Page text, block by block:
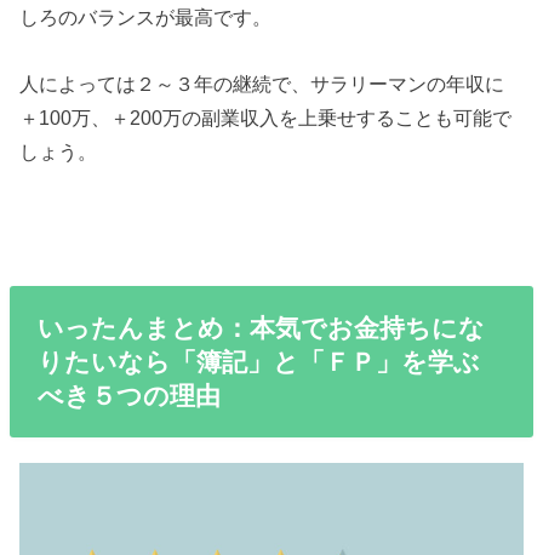
しろのバランスが最高です。
人によっては２～３年の継続で、サラリーマンの年収に
＋100万、＋200万の副業収入を上乗せすることも可能で
しょう。
いったんまとめ：本気でお金持ちにな
りたいなら「簿記」と「ＦＰ」を学ぶ
べき５つの理由